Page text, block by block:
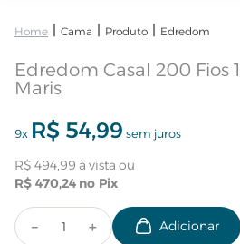
Cama Produto Edredom
Edredom Casal 200 Fios
Maris
9x R$ 54,99 sem juros
R$ 494,99
R$ 470,24
＋
－